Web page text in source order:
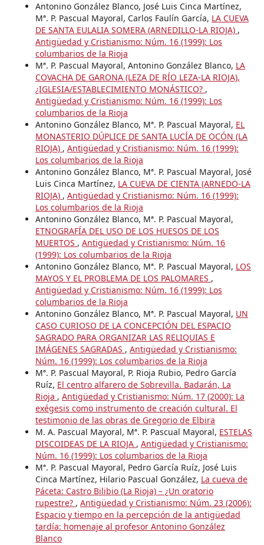
Antonino González Blanco, José Luis Cinca Martínez,
Mª. P. Pascual Mayoral, Carlos Faulín García, LA CUEVA
DE SANTA EULALIA SOMERA (ARNEDILLO-LA RIOJA) ,
Antigüedad y Cristianismo: Núm. 16 (1999): Los
columbarios de la Rioja
Mª. P. Pascual Mayoral, Antonino González Blanco, LA
COVACHA DE GARONA (LEZA DE RÍO LEZA-LA RIOJA),
¿IGLESIA/ESTABLECIMIENTO MONÁSTICO? ,
Antigüedad y Cristianismo: Núm. 16 (1999): Los
columbarios de la Rioja
Antonino González Blanco, Mª. P. Pascual Mayoral, EL
MONASTERIO DÚPLICE DE SANTA LUCÍA DE OCÓN (LA
RIOJA) , Antigüedad y Cristianismo: Núm. 16 (1999):
Los columbarios de la Rioja
Antonino González Blanco, Mª. P. Pascual Mayoral, José
Luis Cinca Martínez, LA CUEVA DE CIENTA (ARNEDO-LA
RIOJA) , Antigüedad y Cristianismo: Núm. 16 (1999):
Los columbarios de la Rioja
Antonino González Blanco, Mª. P. Pascual Mayoral,
ETNOGRAFÍA DEL USO DE LOS HUESOS DE LOS
MUERTOS , Antigüedad y Cristianismo: Núm. 16
(1999): Los columbarios de la Rioja
Antonino González Blanco, Mª. P. Pascual Mayoral, LOS
MAYOS Y EL PROBLEMA DE LOS PALOMARES ,
Antigüedad y Cristianismo: Núm. 16 (1999): Los
columbarios de la Rioja
Antonino González Blanco, Mª. P. Pascual Mayoral, UN
CASO CURIOSO DE LA CONCEPCIÓN DEL ESPACIO
SAGRADO PARA ORGANIZAR LAS RELIQUIAS E
IMÁGENES SAGRADAS , Antigüedad y Cristianismo:
Núm. 16 (1999): Los columbarios de la Rioja
Mª. P. Pascual Mayoral, P. Rioja Rubio, Pedro García
Ruíz, El centro alfarero de Sobrevilla. Badarán, La
Rioja , Antigüedad y Cristianismo: Núm. 17 (2000): La
exégesis como instrumento de creación cultural. El
testimonio de las obras de Gregorio de Elbira
M. A. Pascual Mayoral, Mª. P. Pascual Mayoral, ESTELAS
DISCOIDEAS DE LA RIOJA , Antigüedad y Cristianismo:
Núm. 16 (1999): Los columbarios de la Rioja
Mª. P. Pascual Mayoral, Pedro García Ruíz, José Luis
Cinca Martínez, Hilario Pascual González, La cueva de
Páceta: Castro Bilibio (La Rioja) – ¿Un oratorio
rupestre? , Antigüedad y Cristianismo: Núm. 23 (2006):
Espacio y tiempo en la percepción de la antigüedad
tardía: homenaje al profesor Antonino González
Blanco